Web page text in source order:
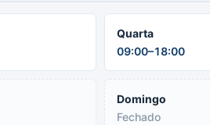
Quarta
09:00–18:00
Domingo
Fechado